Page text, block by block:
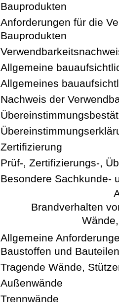
Bauprodukten
Anforderungen für die
Bauprodukten
Allgemeine
Allgemeines
Nachweis der
Zertifizierung
Prüf-, Zertifizierungs-,
Besondere Sachkunde-
Brandverhalten
Allgemeine
Baustoffen und
Tragende Wände,
Außenwände
Trennwände